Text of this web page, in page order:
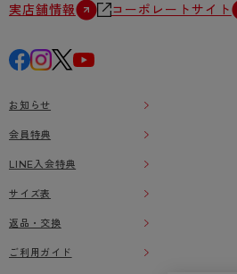
実店舗情報 コーポレートサイト
お知らせ
会員特典
LINE入会特典
サイズ表
返品・交換
ご利用ガイド